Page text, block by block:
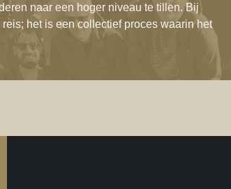
naar een hoger niveau te tillen. Bij
het is een collectief proces waarin het